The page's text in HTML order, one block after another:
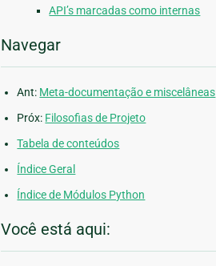
API’s marcadas como internas
Navegar
Ant: Meta-documentação e miscelâneas
Próx: Filosofias de Projeto
Tabela de conteúdos
Índice Geral
Índice de Módulos Python
Você está aqui: